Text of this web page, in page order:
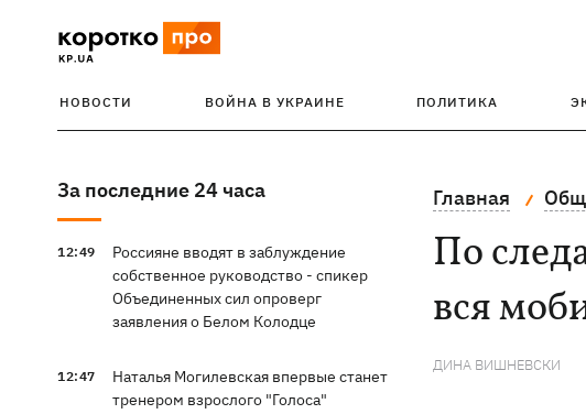
НОВОСТИ ВОЙНА В УКРАИНЕ ПОЛИТИКА
За последние 24 часа
12:49
Россияне вводят в заблуждение
собственное руководство - спикер
Объединенных сил опроверг
заявления о Белом Колодце
12:47
Наталья Могилевская впервые станет
тренером взрослого "Голоса"
Главная
По
вся
ДИНА ВИШНЕВСКИ